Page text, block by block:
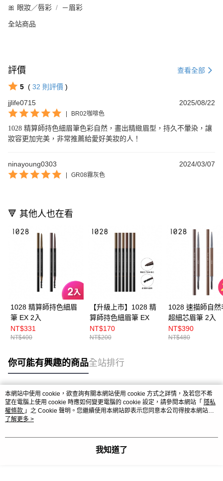
🎀 眼妝／唇彩 －眉彩
全站商品
評價 查看全部
5 ( 32 則評價 )
jjlife0715
2025/08/22
| BR02咖啡色
1028 精算師持色細眉筆色彩自然，畫出精緻眉型，持久不暈染，讓
妝容更加完美，非常推薦給愛好美妝的人！
ninayoung0303 2024/03/07
| GR08霧灰色
🔻 其他人也在看
1028 精算師持色細眉
筆 EX 2入
NT$331
NT$400
【升級上市】1028 精
算師持色細眉筆 EX
NT$170
NT$200
1028 速描師自然
超細芯眉筆 2入
NT$390
NT$480
你可能有興趣的商品全站排行
熱門標籤
本網站中使用 cookie，欲查詢有關本網站使用 cookie 方式之詳情，及若您不希
望在電腦上使用 cookie 時應如何變更電腦的 cookie 設定，請參閱本網站「 隱私
權條款 」之 Cookie 聲明。您繼續使用本網站即表示您同意本公司得按本網站使
用條款之 Cookie 聲明使用 cookie。
了解更多 >
我知道了